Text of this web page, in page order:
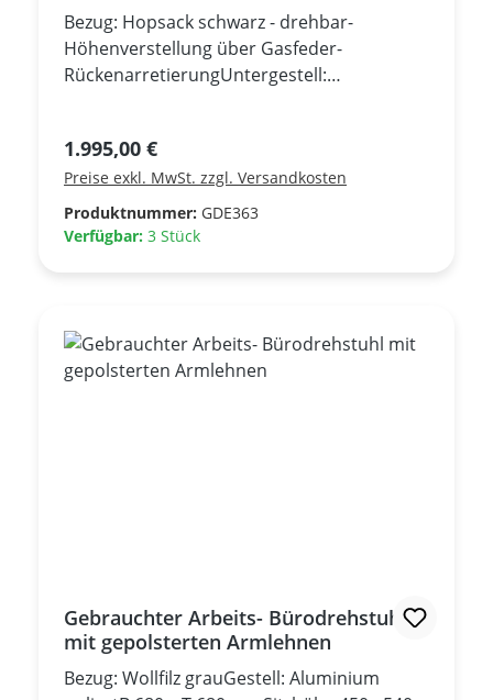
Bezug: Hopsack schwarz - drehbar-
Höhenverstellung über Gasfeder-
RückenarretierungUntergestell:
sehr guter Zustand ***
Regulärer Preis:
1.995,00 €
Preise exkl. MwSt. zzgl. Versandkosten
Produktnummer: GDE363
Verfügbar: 3 Stück
Gebrauchter Arbeits- Bürodrehstuhl
mit gepolsterten Armlehnen
Bezug: Wollfilz grauGestell: Aluminium